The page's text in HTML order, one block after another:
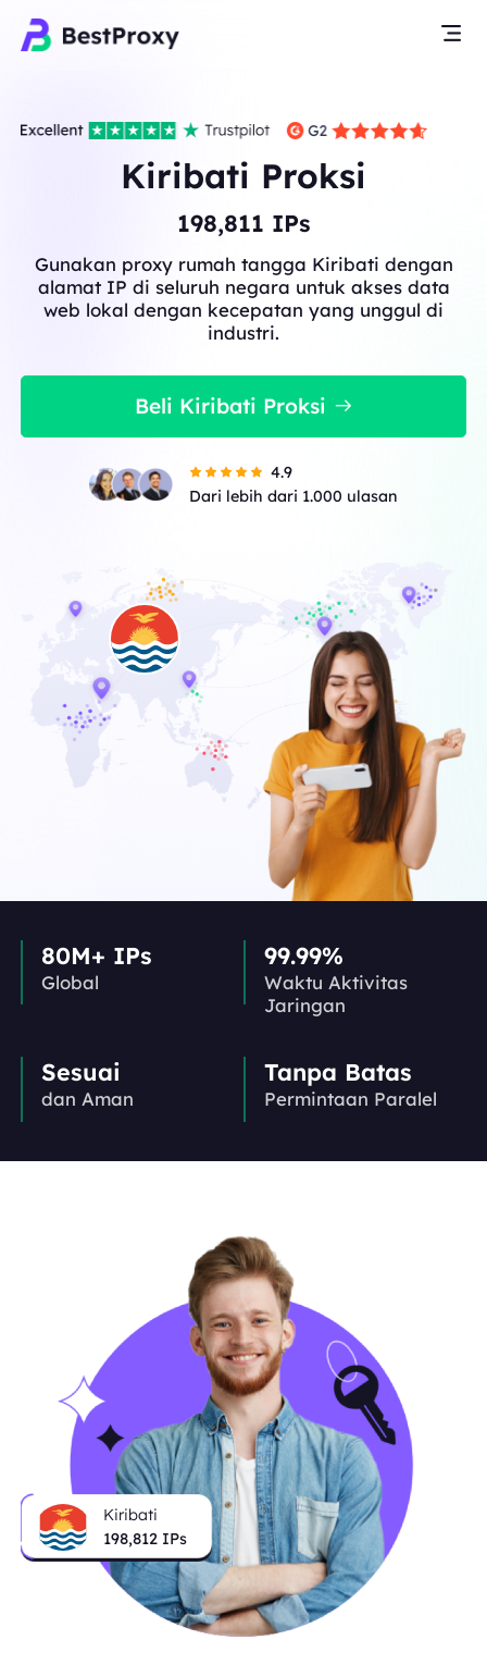
Kiribati Proksi
199,026 IPs
Gunakan proxy rumah tangga Kiribati dengan
alamat IP di seluruh negara untuk akses data
web lokal dengan kecepatan yang unggul di
industri.
Beli Kiribati Proksi
4.9
Dari lebih dari 1.000 ulasan
80M+ IPs
Global
99.99%
Waktu Aktivitas
Jaringan
Sesuai
dan Aman
Tanpa Batas
Permintaan Paralel
Kiribati
199,026 IPs